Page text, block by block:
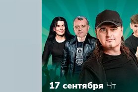
17 сентября Чт